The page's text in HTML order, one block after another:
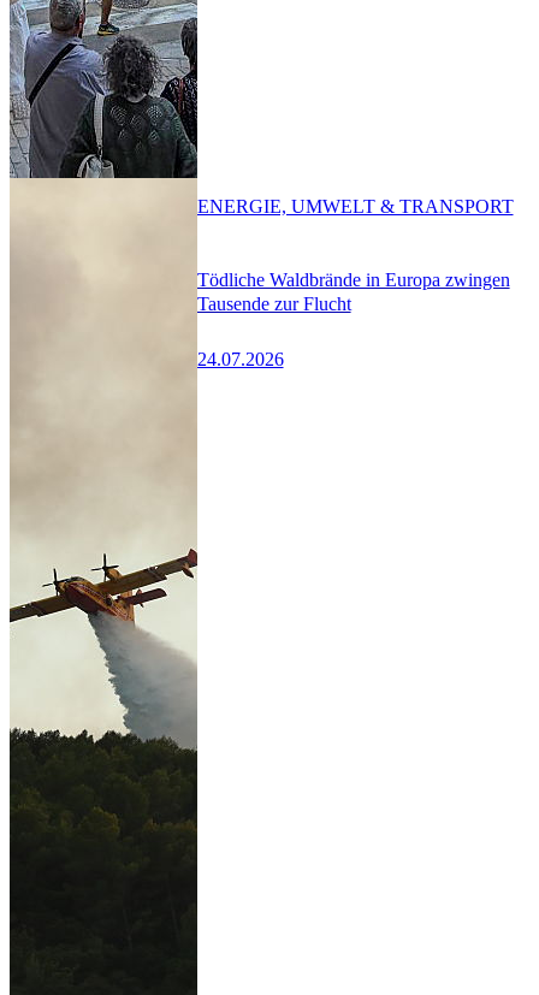
Tödliche Waldbrände in Europa zwingen
Tausende zur Flucht
24.07.2026
ENERGIE, UMWELT & TRANSPORT